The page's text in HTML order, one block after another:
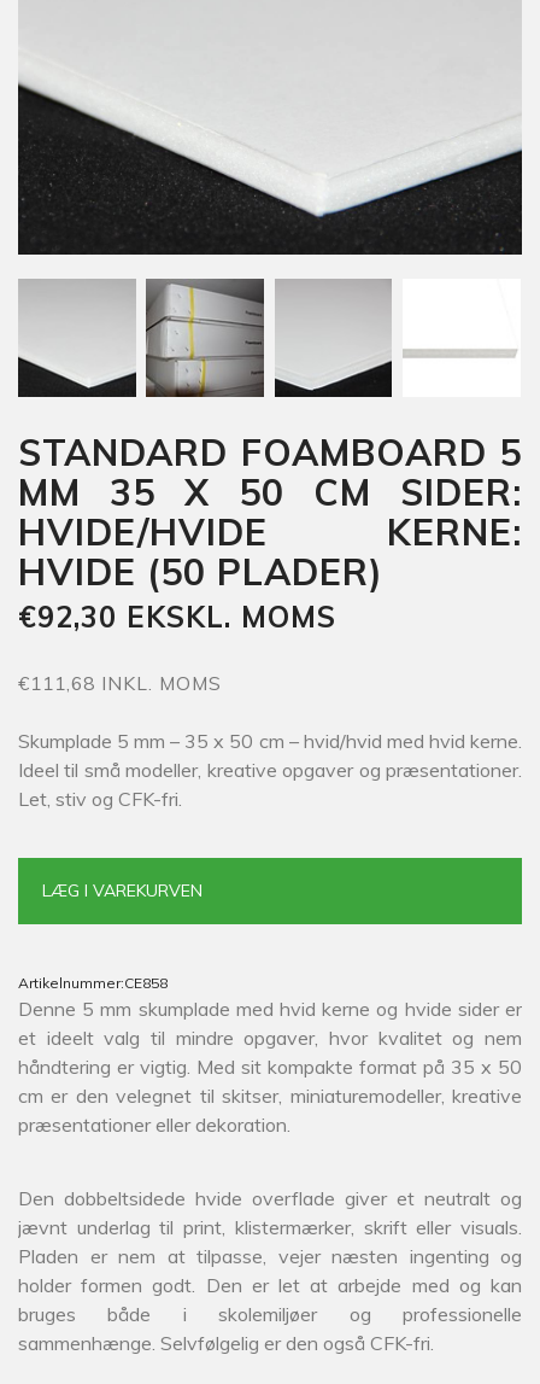
STANDARD FOAMBOARD 5
MM 35 X 50 CM SIDER:
HVIDE/HVIDE KERNE:
HVIDE (50 PLADER)
€92,30 EKSKL. MOMS
€111,68 INKL. MOMS
Skumplade 5 mm – 35 x 50 cm – hvid/hvid med hvid kerne.
Ideel til små modeller, kreative opgaver og præsentationer.
Let, stiv og CFK-fri.
LÆG I VAREKURVEN
Artikelnummer:CE858
Denne 5 mm skumplade med hvid kerne og hvide sider er
et ideelt valg til mindre opgaver, hvor kvalitet og nem
håndtering er vigtig. Med sit kompakte format på 35 x 50
cm er den velegnet til skitser, miniaturemodeller, kreative
præsentationer eller dekoration.
Den dobbeltsidede hvide overflade giver et neutralt og
jævnt underlag til print, klistermærker, skrift eller visuals.
Pladen er nem at tilpasse, vejer næsten ingenting og
holder formen godt. Den er let at arbejde med og kan
bruges både i skolemiljøer og professionelle
sammenhænge. Selvfølgelig er den også CFK-fri.